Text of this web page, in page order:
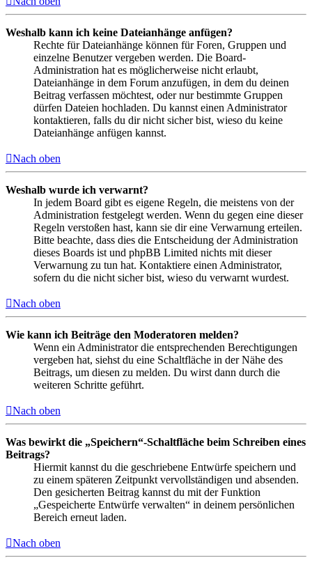
Weshalb kann ich keine Dateianhänge anfügen?
Rechte für Dateianhänge können für Foren, Gruppen und
einzelne Benutzer vergeben werden. Die Board-
Administration hat es möglicherweise nicht erlaubt,
Dateianhänge in dem Forum anzufügen, in dem du deinen
Beitrag verfassen möchtest, oder nur bestimmte Gruppen
dürfen Dateien hochladen. Du kannst einen Administrator
kontaktieren, falls du dir nicht sicher bist, wieso du keine
Dateianhänge anfügen kannst.
Nach oben
Weshalb wurde ich verwarnt?
In jedem Board gibt es eigene Regeln, die meistens von der
Administration festgelegt werden. Wenn du gegen eine dieser
Regeln verstoßen hast, kann sie dir eine Verwarnung erteilen.
Bitte beachte, dass dies die Entscheidung der Administration
dieses Boards ist und phpBB Limited nichts mit dieser
Verwarnung zu tun hat. Kontaktiere einen Administrator,
sofern du die nicht sicher bist, wieso du verwarnt wurdest.
Nach oben
Wie kann ich Beiträge den Moderatoren melden?
Wenn ein Administrator die entsprechenden Berechtigungen
vergeben hat, siehst du eine Schaltfläche in der Nähe des
Beitrags, um diesen zu melden. Du wirst dann durch die
weiteren Schritte geführt.
Nach oben
Was bewirkt die „Speichern“-Schaltfläche beim Schreiben eines
Beitrags?
Hiermit kannst du die geschriebene Entwürfe speichern und
zu einem späteren Zeitpunkt vervollständigen und absenden.
Den gesicherten Beitrag kannst du mit der Funktion
„Gespeicherte Entwürfe verwalten“ in deinem persönlichen
Bereich erneut laden.
Nach oben